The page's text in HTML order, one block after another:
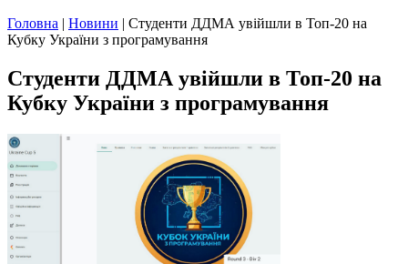
Головна | Новини | Студенти ДДМА увійшли в Топ-20 на
Кубку України з програмування
Студенти ДДМА увійшли в Топ-20 на
Кубку України з програмування